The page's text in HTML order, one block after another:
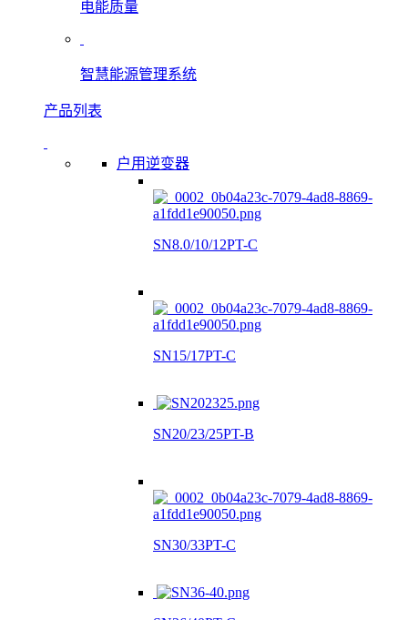
电能质量
智慧能源管理系统
产品列表
户用逆变器
SN8.0/10/12PT-C
SN15/17PT-C
SN20/23/25PT-B
SN30/33PT-C